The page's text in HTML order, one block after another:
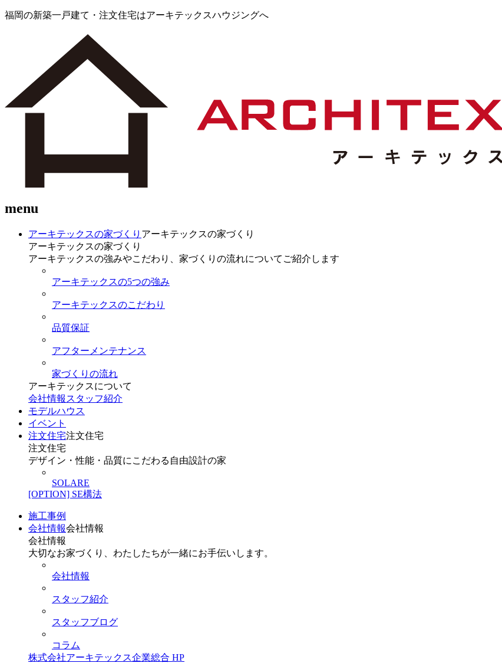
福岡の新築一戸建て・注文住宅はアーキテックスハウジングへ
menu
アーキテックスの家づくり アーキテックスの家づくり
アーキテックスの家づくり
アーキテックスの強みやこだわり、家づくりの流れについてご紹介します
アーキテックスの5つの強み
アーキテックスのこだわり
品質保証
アフターメンテナンス
家づくりの流れ
アーキテックスについて
会社情報 スタッフ紹介
モデルハウス
イベント
注文住宅注文住宅
注文住宅
デザイン・性能・品質にこだわる自由設計の家
SOLARE
[OPTION] SE構法
施工事例
会社情報会社情報
会社情報
大切なお家づくり、わたしたちが一緒にお手伝いします。
会社情報
スタッフ紹介
スタッフブログ
コラム
株式会社アーキテックス企業総合 HP